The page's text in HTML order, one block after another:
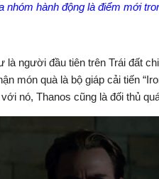
nhóm hành động là điểm mới
người đầu tiên trên Trái đất
món quà là bộ giáp cải tiến
nó, Thanos cũng là đối thủ